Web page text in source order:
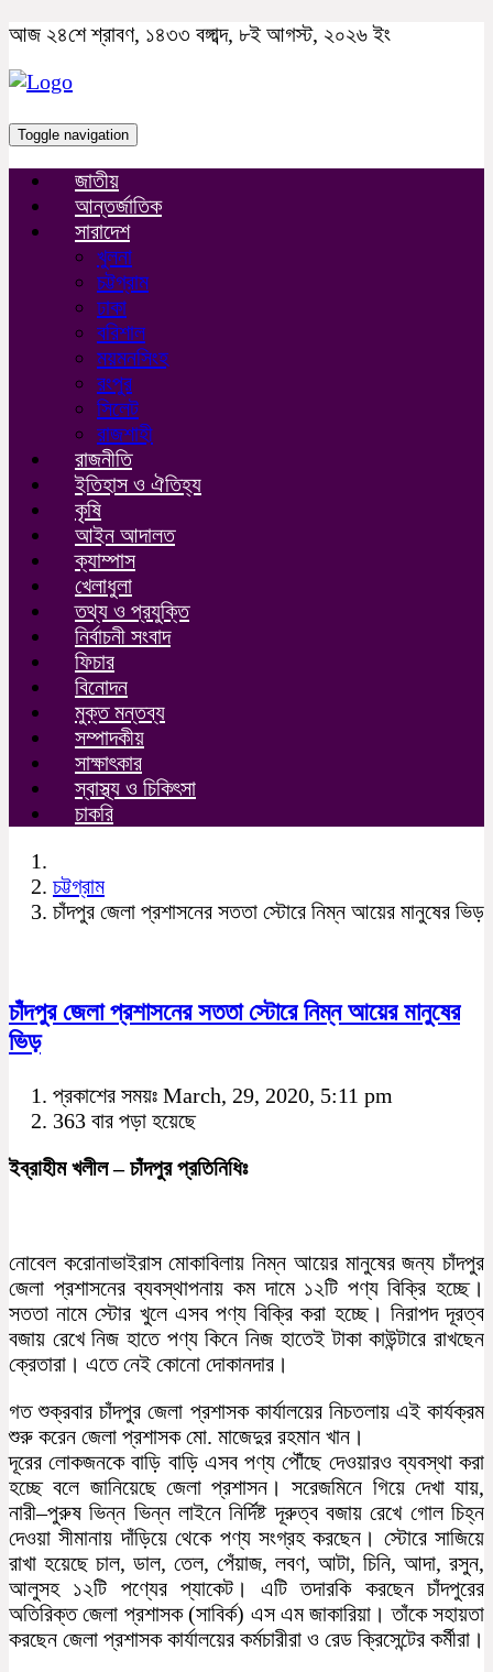
আজ ২৪শে শ্রাবণ, ১৪৩৩ বঙ্গাব্দ, ৮ই আগস্ট, ২০২৬ ইং
Toggle navigation
জাতীয়
আন্তর্জাতিক
সারাদেশ
খুলনা
চট্টগ্রাম
ঢাকা
বরিশাল
ময়মনসিংহ
রংপুর
সিলেট
রাজশাহী
রাজনীতি
ইতিহাস ও ঐতিহ্য
কৃষি
আইন আদালত
ক্যাম্পাস
খেলাধুলা
তথ্য ও প্রযুক্তি
নির্বাচনী সংবাদ
ফিচার
বিনোদন
মুক্ত মন্তব্য
সম্পাদকীয়
সাক্ষাৎকার
স্বাস্থ্য ও চিকিৎসা
চাকরি
চট্টগ্রাম
চাঁদপুর জেলা প্রশাসনের সততা স্টোরে নিম্ন আয়ের মানুষের ভিড়
চাঁদপুর জেলা প্রশাসনের সততা স্টোরে নিম্ন আয়ের মানুষের
ভিড়
প্রকাশের সময়ঃ March, 29, 2020, 5:11 pm
363 বার পড়া হয়েছে
ইব্রাহীম খলীল – চাঁদপুর প্রতিনিধিঃ
নোবেল করোনাভাইরাস মোকাবিলায় নিম্ন আয়ের মানুষের জন্য চাঁদপুর
জেলা প্রশাসনের ব্যবস্থাপনায় কম দামে ১২টি পণ্য বিক্রি হচ্ছে।
সততা নামে স্টোর খুলে এসব পণ্য বিক্রি করা হচ্ছে। নিরাপদ দূরত্ব
বজায় রেখে নিজ হাতে পণ্য কিনে নিজ হাতেই টাকা কাউন্টারে রাখছেন
ক্রেতারা। এতে নেই কোনো দোকানদার।
গত শুক্রবার চাঁদপুর জেলা প্রশাসক কার্যালয়ের নিচতলায় এই কার্যক্রম
শুরু করেন জেলা প্রশাসক মো. মাজেদুর রহমান খান।
দূরের লোকজনকে বাড়ি বাড়ি এসব পণ্য পৌঁছে দেওয়ারও ব্যবস্থা করা
হচ্ছে বলে জানিয়েছে জেলা প্রশাসন। সরেজমিনে গিয়ে দেখা যায়,
নারী–পুরুষ ভিন্ন ভিন্ন লাইনে নির্দিষ্ট দূরুত্ব বজায় রেখে গোল চিহ্ন
দেওয়া সীমানায় দাঁড়িয়ে থেকে পণ্য সংগ্রহ করছেন। স্টোরে সাজিয়ে
রাখা হয়েছে চাল, ডাল, তেল, পেঁয়াজ, লবণ, আটা, চিনি, আদা, রসুন,
আলুসহ ১২টি পণ্যের প্যাকেট। এটি তদারকি করছেন চাঁদপুরের
অতিরিক্ত জেলা প্রশাসক (সাবির্ক) এস এম জাকারিয়া। তাঁকে সহায়তা
করছেন জেলা প্রশাসক কার্যালয়ের কর্মচারীরা ও রেড ক্রিসেন্টের কর্মীরা।